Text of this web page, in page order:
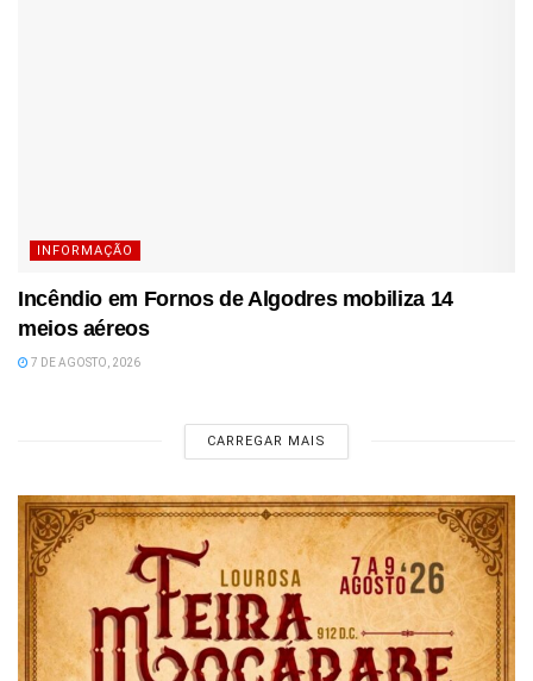
INFORMAÇÃO
Incêndio em Fornos de Algodres mobiliza 14
meios aéreos
7 DE AGOSTO, 2026
CARREGAR MAIS